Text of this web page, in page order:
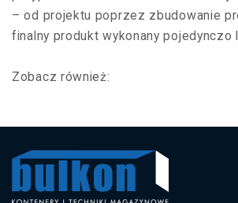
– od projektu poprzez zbudowanie
finalny produkt wykonany pojedynczo
Zobacz również: